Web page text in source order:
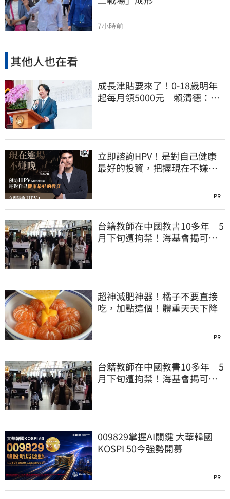
7小時前
其他人也在看
成長津貼要來了！0-18歲明年
起每月領5000元 賴清德：此
立即諮詢HPV！是對自己健康
最好的投資，把握現在不嫌
PR
台籍教師在中國教書10多年 5
月下旬遭拘禁！海基會揭可能
超神減肥神器！橘子不要直接
吃，加點這個！體重天天下降
PR
台籍教師在中國教書10多年 5
月下旬遭拘禁！海基會揭可能
009829掌握AI關鍵 大華韓國
KOSPI 50今強勢開募
PR